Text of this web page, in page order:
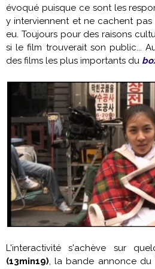
évoqué puisque ce sont les
y interviennent et ne cachent
eu. Toujours pour des raisons
si le film trouverait son public...
des films les plus importants du
L'interactivité s'achève sur
(13min19), la bande annonce du